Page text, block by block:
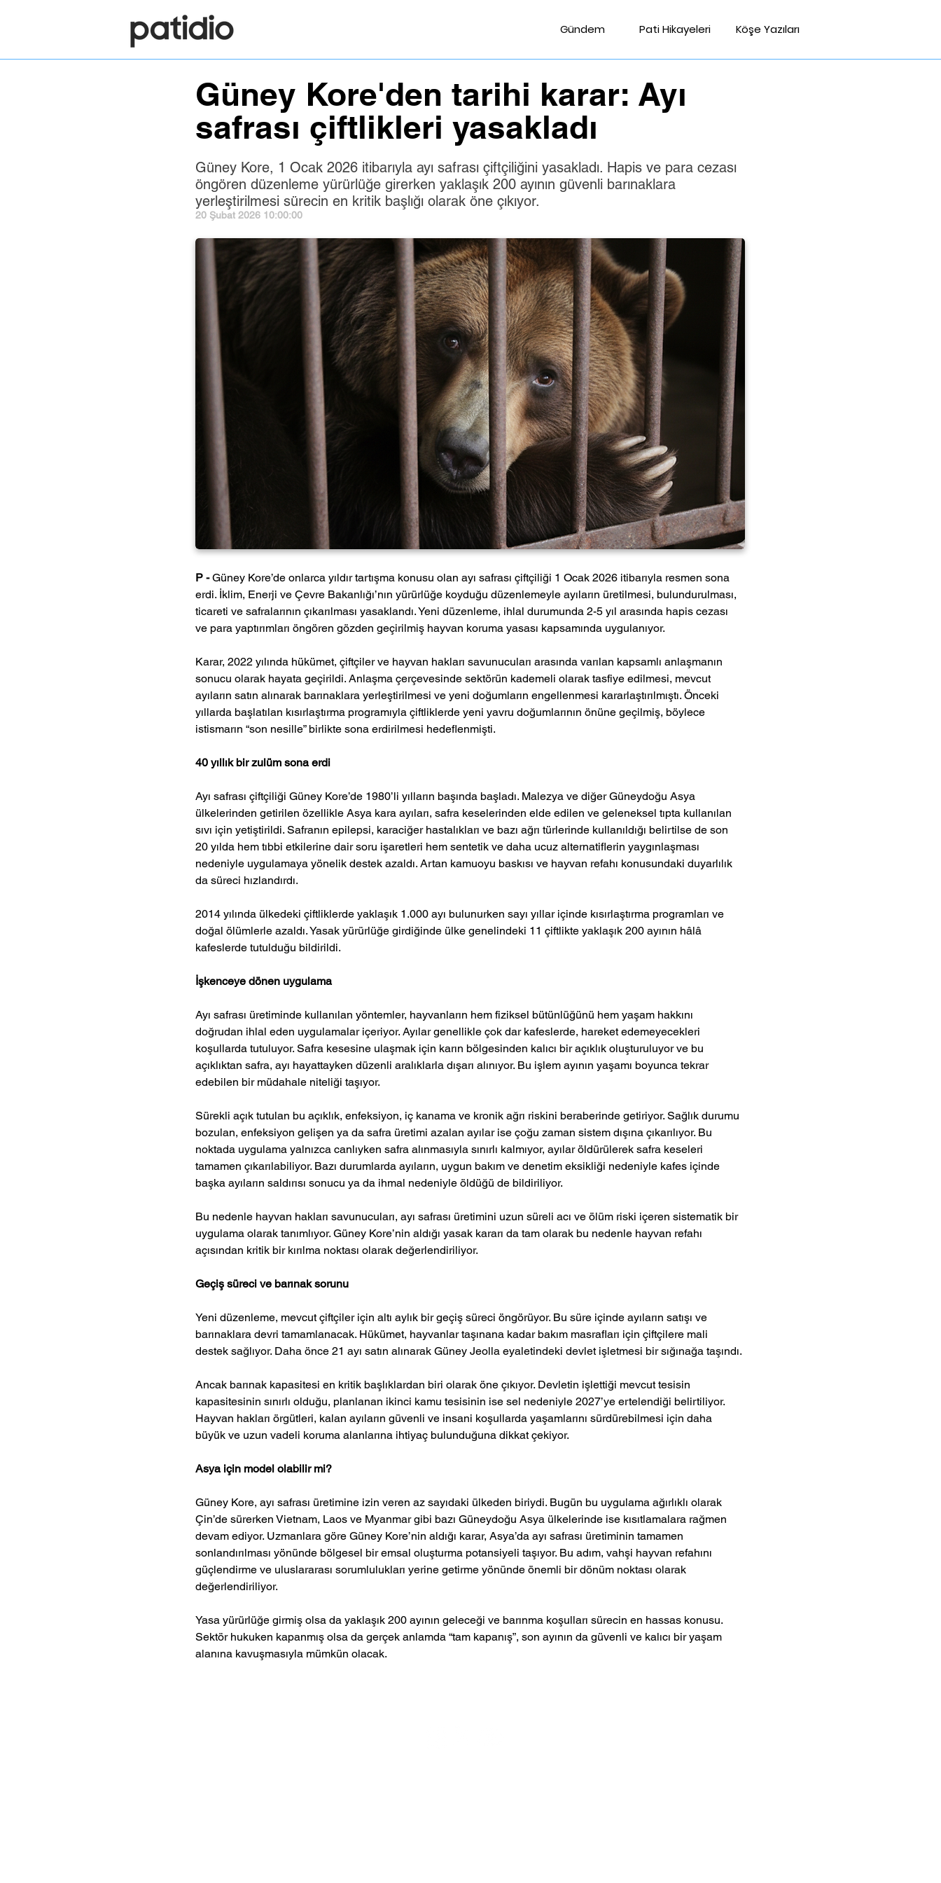
Gündem Pati Hikayeleri Köşe Yazıları
Güney Kore'den tarihi karar: Ayı
safrası çiftlikleri yasakladı
Güney Kore, 1 Ocak 2026 itibarıyla ayı safrası çiftçiliğini yasakladı. Hapis ve para cezası
öngören düzenleme yürürlüğe girerken yaklaşık 200 ayının güvenli barınaklara
yerleştirilmesi sürecin en kritik başlığı olarak öne çıkıyor.
20 Şubat 2026 10:00:00
P - Güney Kore’de onlarca yıldır tartışma konusu olan ayı safrası çiftçiliği 1 Ocak 2026 itibarıyla resmen sona
erdi. İklim, Enerji ve Çevre Bakanlığı’nın yürürlüğe koyduğu düzenlemeyle ayıların üretilmesi, bulundurulması,
ticareti ve safralarının çıkarılması yasaklandı. Yeni düzenleme, ihlal durumunda 2-5 yıl arasında hapis cezası
ve para yaptırımları öngören gözden geçirilmiş hayvan koruma yasası kapsamında uygulanıyor.
Karar, 2022 yılında hükümet, çiftçiler ve hayvan hakları savunucuları arasında varılan kapsamlı anlaşmanın
sonucu olarak hayata geçirildi. Anlaşma çerçevesinde sektörün kademeli olarak tasfiye edilmesi, mevcut
ayıların satın alınarak barınaklara yerleştirilmesi ve yeni doğumların engellenmesi kararlaştırılmıştı. Önceki
yıllarda başlatılan kısırlaştırma programıyla çiftliklerde yeni yavru doğumlarının önüne geçilmiş, böylece
istismarın “son nesille” birlikte sona erdirilmesi hedeflenmişti.
40 yıllık bir zulüm sona erdi
Ayı safrası çiftçiliği Güney Kore’de 1980’li yılların başında başladı. Malezya ve diğer Güneydoğu Asya
ülkelerinden getirilen özellikle Asya kara ayıları, safra keselerinden elde edilen ve geleneksel tıpta kullanılan
sıvı için yetiştirildi. Safranın epilepsi, karaciğer hastalıkları ve bazı ağrı türlerinde kullanıldığı belirtilse de son
20 yılda hem tıbbi etkilerine dair soru işaretleri hem sentetik ve daha ucuz alternatiflerin yaygınlaşması
nedeniyle uygulamaya yönelik destek azaldı. Artan kamuoyu baskısı ve hayvan refahı konusundaki duyarlılık
da süreci hızlandırdı.
2014 yılında ülkedeki çiftliklerde yaklaşık 1.000 ayı bulunurken sayı yıllar içinde kısırlaştırma programları ve
doğal ölümlerle azaldı. Yasak yürürlüğe girdiğinde ülke genelindeki 11 çiftlikte yaklaşık 200 ayının hâlâ
kafeslerde tutulduğu bildirildi.
İşkenceye dönen uygulama
Ayı safrası üretiminde kullanılan yöntemler, hayvanların hem fiziksel bütünlüğünü hem yaşam hakkını
doğrudan ihlal eden uygulamalar içeriyor. Ayılar genellikle çok dar kafeslerde, hareket edemeyecekleri
koşullarda tutuluyor. Safra kesesine ulaşmak için karın bölgesinden kalıcı bir açıklık oluşturuluyor ve bu
açıklıktan safra, ayı hayattayken düzenli aralıklarla dışarı alınıyor. Bu işlem ayının yaşamı boyunca tekrar
edebilen bir müdahale niteliği taşıyor.
Sürekli açık tutulan bu açıklık, enfeksiyon, iç kanama ve kronik ağrı riskini beraberinde getiriyor. Sağlık durumu
bozulan, enfeksiyon gelişen ya da safra üretimi azalan ayılar ise çoğu zaman sistem dışına çıkarılıyor. Bu
noktada uygulama yalnızca canlıyken safra alınmasıyla sınırlı kalmıyor, ayılar öldürülerek safra keseleri
tamamen çıkarılabiliyor. Bazı durumlarda ayıların, uygun bakım ve denetim eksikliği nedeniyle kafes içinde
başka ayıların saldırısı sonucu ya da ihmal nedeniyle öldüğü de bildiriliyor.
Bu nedenle hayvan hakları savunucuları, ayı safrası üretimini uzun süreli acı ve ölüm riski içeren sistematik bir
uygulama olarak tanımlıyor. Güney Kore’nin aldığı yasak kararı da tam olarak bu nedenle hayvan refahı
açısından kritik bir kırılma noktası olarak değerlendiriliyor.
Geçiş süreci ve barınak sorunu
Yeni düzenleme, mevcut çiftçiler için altı aylık bir geçiş süreci öngörüyor. Bu süre içinde ayıların satışı ve
barınaklara devri tamamlanacak. Hükümet, hayvanlar taşınana kadar bakım masrafları için çiftçilere mali
destek sağlıyor. Daha önce 21 ayı satın alınarak Güney Jeolla eyaletindeki devlet işletmesi bir sığınağa taşındı.
Ancak barınak kapasitesi en kritik başlıklardan biri olarak öne çıkıyor. Devletin işlettiği mevcut tesisin
kapasitesinin sınırlı olduğu, planlanan ikinci kamu tesisinin ise sel nedeniyle 2027’ye ertelendiği belirtiliyor.
Hayvan hakları örgütleri, kalan ayıların güvenli ve insani koşullarda yaşamlarını sürdürebilmesi için daha
büyük ve uzun vadeli koruma alanlarına ihtiyaç bulunduğuna dikkat çekiyor.
Asya için model olabilir mi?
Güney Kore, ayı safrası üretimine izin veren az sayıdaki ülkeden biriydi. Bugün bu uygulama ağırlıklı olarak
Çin’de sürerken Vietnam, Laos ve Myanmar gibi bazı Güneydoğu Asya ülkelerinde ise kısıtlamalara rağmen
devam ediyor. Uzmanlara göre Güney Kore’nin aldığı karar, Asya’da ayı safrası üretiminin tamamen
sonlandırılması yönünde bölgesel bir emsal oluşturma potansiyeli taşıyor. Bu adım, vahşi hayvan refahını
güçlendirme ve uluslararası sorumlulukları yerine getirme yönünde önemli bir dönüm noktası olarak
değerlendiriliyor.
Yasa yürürlüğe girmiş olsa da yaklaşık 200 ayının geleceği ve barınma koşulları sürecin en hassas konusu.
Sektör hukuken kapanmış olsa da gerçek anlamda “tam kapanış”, son ayının da güvenli ve kalıcı bir yaşam
alanına kavuşmasıyla mümkün olacak.